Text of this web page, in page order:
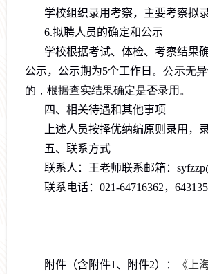
学校组织录用考察，主要考察拟
6.拟聘人员的确定和公示
学校根据考试、体检、考察结果
公示，公示期为5个工作日 。公示无
的，根据查实结果确定是否录用。
四、相关待遇和其他事项
上述人员按择优纳编原则录用，
五、联系方式
联系人：王老师联系邮箱：
联系电话： 021-64716362，
附件（含附件1 、附件2） ： 《上